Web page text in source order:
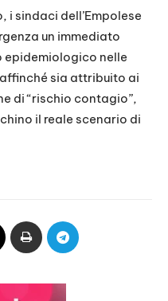
i sindaci dell’Empolese
un immediato
epidemiologico nelle
sia attribuito ai
di “rischio contagio”,
il reale scenario di